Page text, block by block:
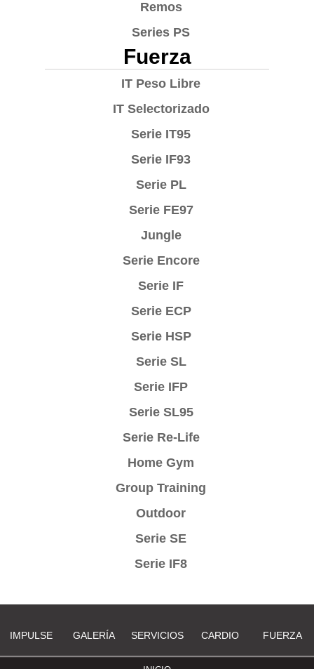
Remos
Series PS
Fuerza
IT Peso Libre
IT Selectorizado
Serie IT95
Serie IF93
Serie PL
Serie FE97
Jungle
Serie Encore
Serie IF
Serie ECP
Serie HSP
Serie SL
Serie IFP
Serie SL95
Serie Re-Life
Home Gym
Group Training
Outdoor
Serie SE
Serie IF8
FUERZA
CARDIO
SERVICIOS
GALERÍA
IMPULSE